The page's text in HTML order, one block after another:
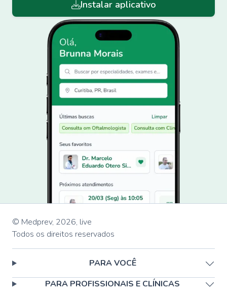
Instalar aplicativo
© Medprev, 2026, live
Todos os direitos reservados
PARA VOCÊ
PARA PROFISSIONAIS E CLÍNICAS